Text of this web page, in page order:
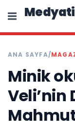
ANA SAYFA/
Minik
Veli’nin